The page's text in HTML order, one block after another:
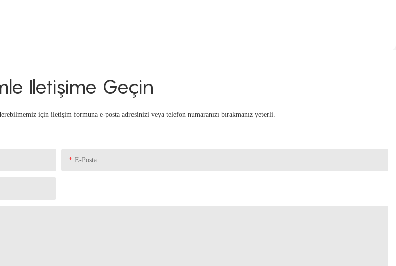
Iletişime Geçin
için iletişim formuna e-posta adresinizi veya telefon numaranızı bırakmanız yeterli.
E-Posta